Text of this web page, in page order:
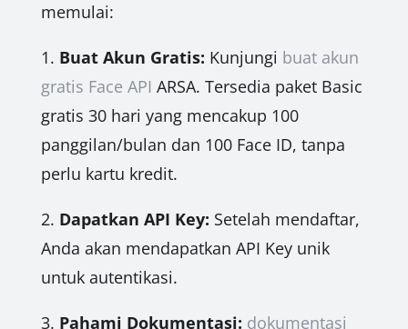
memulai:
1. Buat Akun Gratis: Kunjungi buat akun
gratis Face API ARSA. Tersedia paket Basic
gratis 30 hari yang mencakup 100
panggilan/bulan dan 100 Face ID, tanpa
perlu kartu kredit.
2. Dapatkan API Key: Setelah mendaftar,
Anda akan mendapatkan API Key unik
untuk autentikasi.
3. Pahami Dokumentasi: dokumentasi